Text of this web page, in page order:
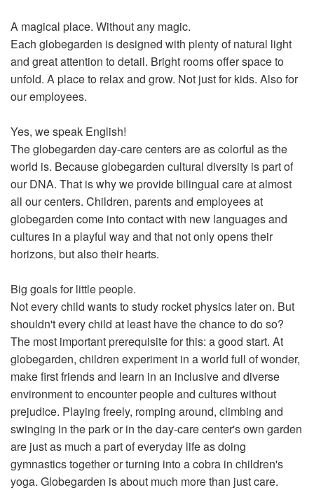
A magical place. Without any magic.
Each globegarden is designed with plenty of natural light
and great attention to detail. Bright rooms offer space to
unfold. A place to relax and grow. Not just for kids. Also for
our employees.
Yes, we speak English!
The globegarden day-care centers are as colorful as the
world is. Because globegarden cultural diversity is part of
our DNA. That is why we provide bilingual care at almost
all our centers. Children, parents and employees at
globegarden come into contact with new languages and
cultures in a playful way and that not only opens their
horizons, but also their hearts.
Big goals for little people.
Not every child wants to study rocket physics later on. But
shouldn't every child at least have the chance to do so?
The most important prerequisite for this: a good start. At
globegarden, children experiment in a world full of wonder,
make first friends and learn in an inclusive and diverse
environment to encounter people and cultures without
prejudice. Playing freely, romping around, climbing and
swinging in the park or in the day-care center's own garden
are just as much a part of everyday life as doing
gymnastics together or turning into a cobra in children's
yoga. Globegarden is about much more than just care.